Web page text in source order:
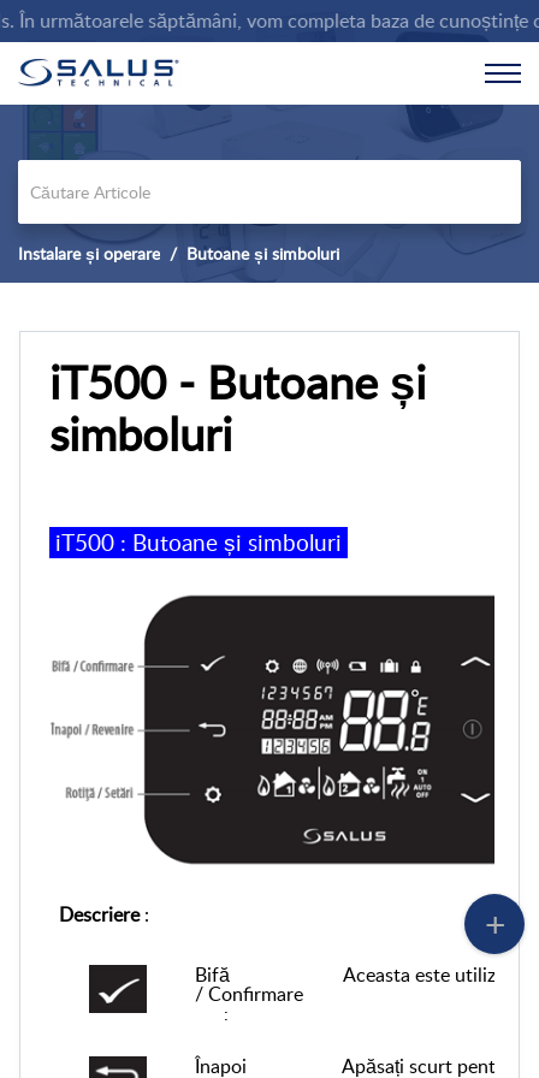
următoarele săptămâni, vom completa baza de
Instalare și operare Butoane și simboluri
iT500 - Butoane și
simboluri
iT500 : Butoaneși simboluri
Descriere :
Bifă
/Confirmare
:
Aceasta este utilizată
Înapoi Apăsați scurt pentru